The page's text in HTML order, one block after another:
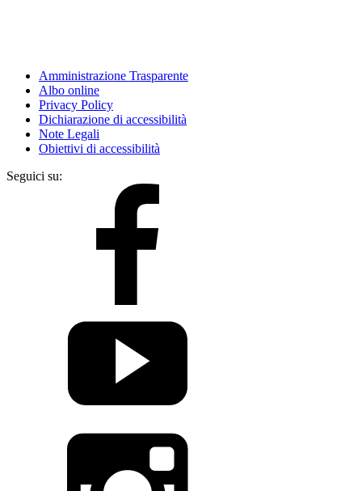
Amministrazione Trasparente
Albo online
Privacy Policy
Dichiarazione di accessibilità
Note Legali
Obiettivi di accessibilità
Seguici su: